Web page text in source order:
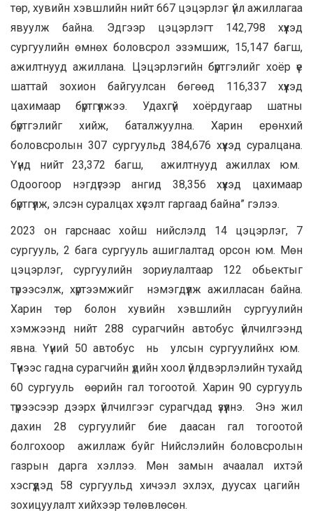
төр, хувийн хэвшлийн нийт 667 цэцэрлэг үйл ажиллагаа
явуулж байна. Эдгээр цэцэрлэгт 142,798 хүүхэд
сургуулийн өмнөх боловсрол эзэмшиж, 15,147 багш,
ажилтнууд ажиллана. Цэцэрлэгийн бүртгэлийг хоёр үе
шаттай зохион байгуулсан бөгөөд 116,337 хүүхэд
цахимаар бүртгүүлжээ. Удахгүй хоёрдугаар шатны
бүртгэлийг хийж, баталжуулна. Харин ерөнхий
боловсролын 307 сургуульд 384,676 хүүхэд суралцана.
Үүнд нийт 23,372 багш, ажилтнууд ажиллах юм.
Одоогоор нэгдүгээр ангид 38,356 хүүхэд цахимаар
бүртгүүлж, элсэн суралцах хүсэлт гаргаад байна” гэлээ.
2023 он гарснаас хойш нийслэлд 14 цэцэрлэг, 7
сургууль, 2 бага сургууль ашиглалтад орсон юм. Мөн
цэцэрлэг, сургуулийн зориулалтаар 122 обьектыг
түрээсэлж, хүртээмжийг нэмэгдүүлж ажилласан байна.
Харин төр болон хувийн хэвшлийн сургуулийн
хэмжээнд нийт 288 сурагчийн автобус үйлчилгээнд
явна. Үүний 50 автобус нь улсын сургуулийнх юм.
Түүнээс гадна сурагчийн үдийн хоол үйлдвэрлэлийн тухайд
60 сургууль өөрийн гал тогоотой. Харин 90 сургууль
түрээсээр дээрх үйлчилгээг сурагчдад үзүүлнэ. Энэ жил
дахин 28 сургуулийг бие даасан гал тогоотой
болгохоор ажиллаж буйг Нийслэлийн боловсролын
газрын дарга хэллээ. Мөн замын ачаалал ихтэй
хэсгүүдэд 58 сургуульд хичээл эхлэх, дуусах цагийн
зохицуулалт хийхээр төлөвлөсөн.